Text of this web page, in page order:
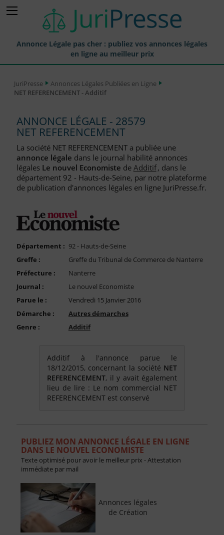
Annonce Légale pas cher : publiez vos annonces légales
en ligne au meilleur prix
Annonces Légales Publiées
Journaux Habilités (JAL) Annonces Légales
Départements pour la Publication d'Annonces Légales
Liste des Greffes
Liste des CCI
FAQ
Nous Contacter
Compte PRO
JuriPresse
Annonces Légales Publiées en Ligne
NET REFERENCEMENT - Additif
ANNONCE LÉGALE - 28579
NET REFERENCEMENT
La société NET REFERENCEMENT a publiée une
annonce légale dans le journal habilité annonces
légales Le nouvel Economiste deAdditif, dans le
département 92 - Hauts-de-Seine, par notre plateforme
de publication d'annonces légales en ligne JuriPresse.fr.
Département : 92 - Hauts-de-Seine
Greffe :
Greffe du Tribunal de Commerce de Nanterre
Préfecture :
Nanterre
Journal :
Le nouvel Economiste
Parue le :
Vendredi 15 Janvier 2016
Démarche :
Autres démarches
Genre :
Additif
Additif à l'annonce parue le
18/12/2015, concernant la société NET
REFERENCEMENT, il y avait également
lieu de lire : Le nom commercial NET
REFERENCEMENT est conservé
PUBLIEZ MON ANNONCE LÉGALE EN LIGNE
DANS LE NOUVEL ECONOMISTE
Texte optimisé pour avoir le meilleur prix - Attestation
immédiate par mail
Annonces légales
de Création